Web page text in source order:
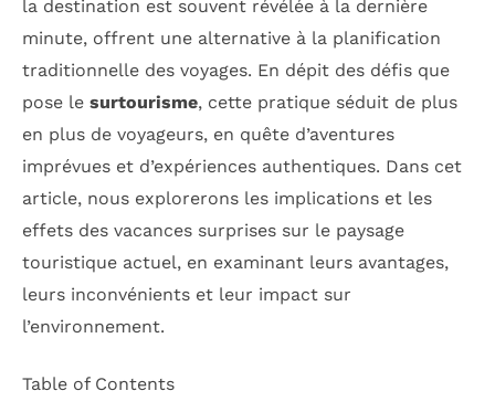
la destination est souvent révélée à la dernière
minute, offrent une alternative à la planification
traditionnelle des voyages. En dépit des défis que
pose le surtourisme, cette pratique séduit de plus
en plus de voyageurs, en quête d’aventures
imprévues et d’expériences authentiques. Dans cet
article, nous explorerons les implications et les
effets des vacances surprises sur le paysage
touristique actuel, en examinant leurs avantages,
leurs inconvénients et leur impact sur
l’environnement.
Table of Contents